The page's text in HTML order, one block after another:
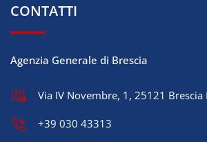
CONTATTI
Agenzia Generale di Brescia
Via IV Novembre, 1, 25121 Brescia
+39 030 43313